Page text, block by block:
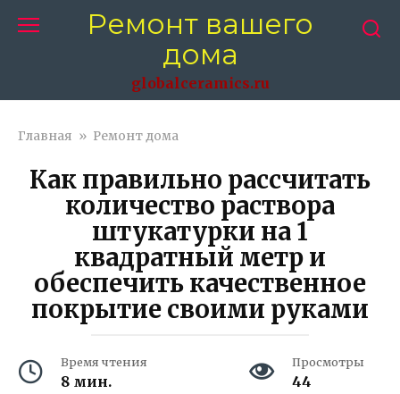
Ремонт вашего
дома
globalceramics.ru
Главная » Ремонт дома
Как правильно рассчитать
количество раствора
штукатурки на 1
квадратный метр и
обеспечить качественное
покрытие своими руками
Время чтения
8 мин.
Просмотры
44